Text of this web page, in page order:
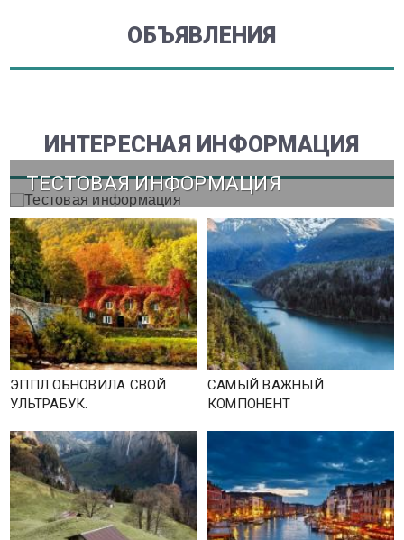
ОБЪЯВЛЕНИЯ
ИНТЕРЕСНАЯ ИНФОРМАЦИЯ
ТЕСТОВАЯ ИНФОРМАЦИЯ
ЭППЛ ОБНОВИЛА СВОЙ
УЛЬТРАБУК.
САМЫЙ ВАЖНЫЙ
КОМПОНЕНТ